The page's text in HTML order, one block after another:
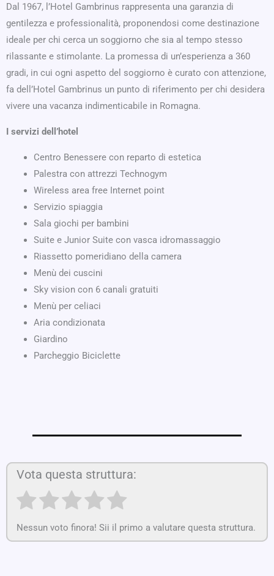
Dal 1967, l’Hotel Gambrinus rappresenta una garanzia di
gentilezza e professionalità, proponendosi come destinazione
ideale per chi cerca un soggiorno che sia al tempo stesso
rilassante e stimolante. La promessa di un’esperienza a 360
gradi, in cui ogni aspetto del soggiorno è curato con attenzione,
fa dell’Hotel Gambrinus un punto di riferimento per chi desidera
vivere una vacanza indimenticabile in Romagna.
I servizi dell’hotel
Centro Benessere con reparto di estetica
Palestra con attrezzi Technogym
Wireless area free Internet point
Servizio spiaggia
Sala giochi per bambini
Suite e Junior Suite con vasca idromassaggio
Riassetto pomeridiano della camera
Menù dei cuscini
Sky vision con 6 canali gratuiti
Menù per celiaci
Aria condizionata
Giardino
Parcheggio Biciclette
Vota questa struttura:
Nessun voto finora! Sii il primo a valutare questa struttura.